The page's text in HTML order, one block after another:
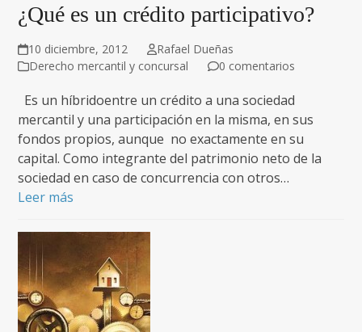
¿Qué es un crédito participativo?
10 diciembre, 2012
Rafael Dueñas
Derecho mercantil y concursal
0 comentarios
Es un híbridoentre un crédito a una sociedad
mercantil y una participación en la misma, en sus
fondos propios, aunque no exactamente en su
capital. Como integrante del patrimonio neto de la
sociedad en caso de concurrencia con otros…
Leer más